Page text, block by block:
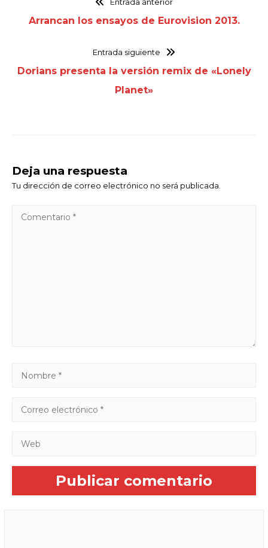
Entrada anterior
Arrancan los ensayos de Eurovision 2013.
Entrada siguiente
Dorians presenta la versión remix de «Lonely
Planet»
Deja una respuesta
Tu dirección de correo electrónico no será publicada.